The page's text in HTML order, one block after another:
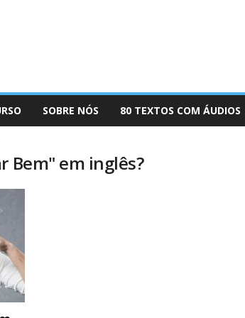
SOBRE NÓS 80 TEXTOS COM ÁUDIOS
Bem" em inglês?